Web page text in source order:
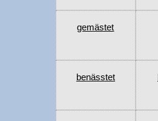
gemästet
benässtet